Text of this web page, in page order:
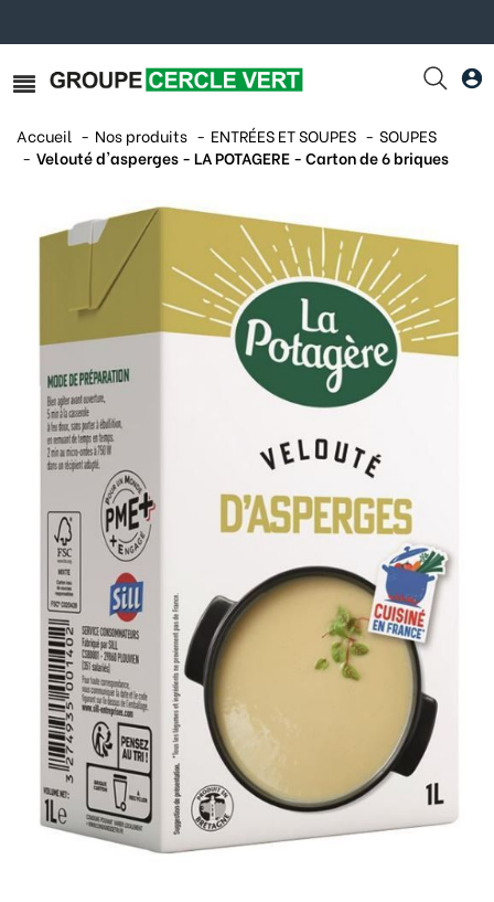
Accueil Nos produits ENTRÉES ET SOUPES
SOUPES
Velouté d'asperges - LA POTAGERE - Carton de 6 briques